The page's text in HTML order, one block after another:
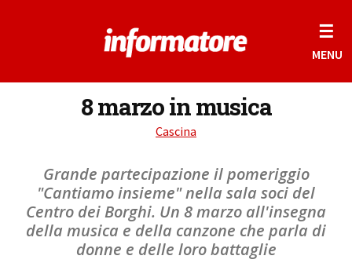
☰
MENU
8 marzo in musica
Cascina
Grande partecipazione il pomeriggio
"Cantiamo insieme" nella sala soci del
Centro dei Borghi. Un 8 marzo all'insegna
della musica e della canzone che parla di
donne e delle loro battaglie